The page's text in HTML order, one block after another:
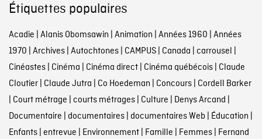
Étiquettes populaires
Acadie Alanis Obomsawin Animation Années 1960 Années
1970 Archives| Autochtones| CAMPUS| Canada carrousel
Cinéastes| Cinéma Cinéma direct| Cinéma québécois| Claude
Cloutier| Claude Jutra Co Hoedeman Concours| Cordell Barker
Court métrage courts métrages| Culture Denys Arcand
Documentaire documentaires| documentaires Web Éducation
Enfants| entrevue Environnement| Famille Femmes| Fernand